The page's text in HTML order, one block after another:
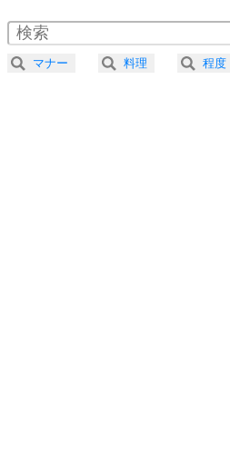
4 器の大きい人は
2.0倍速 （163KB 41秒）
2.5倍速 （131KB 33秒）
3.0倍速 （109KB 27秒）
マナー 料理 程度